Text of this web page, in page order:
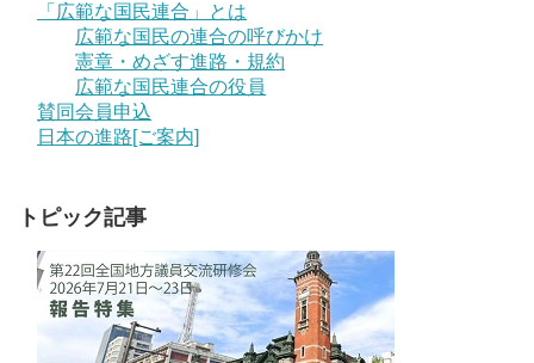
「広範な国民連合」とは
広範な国民の連合の呼びかけ
憲章・めざす進路・規約
広範な国民連合の役員
賛同会員申込
日本の進路[ご案内]
トピック記事